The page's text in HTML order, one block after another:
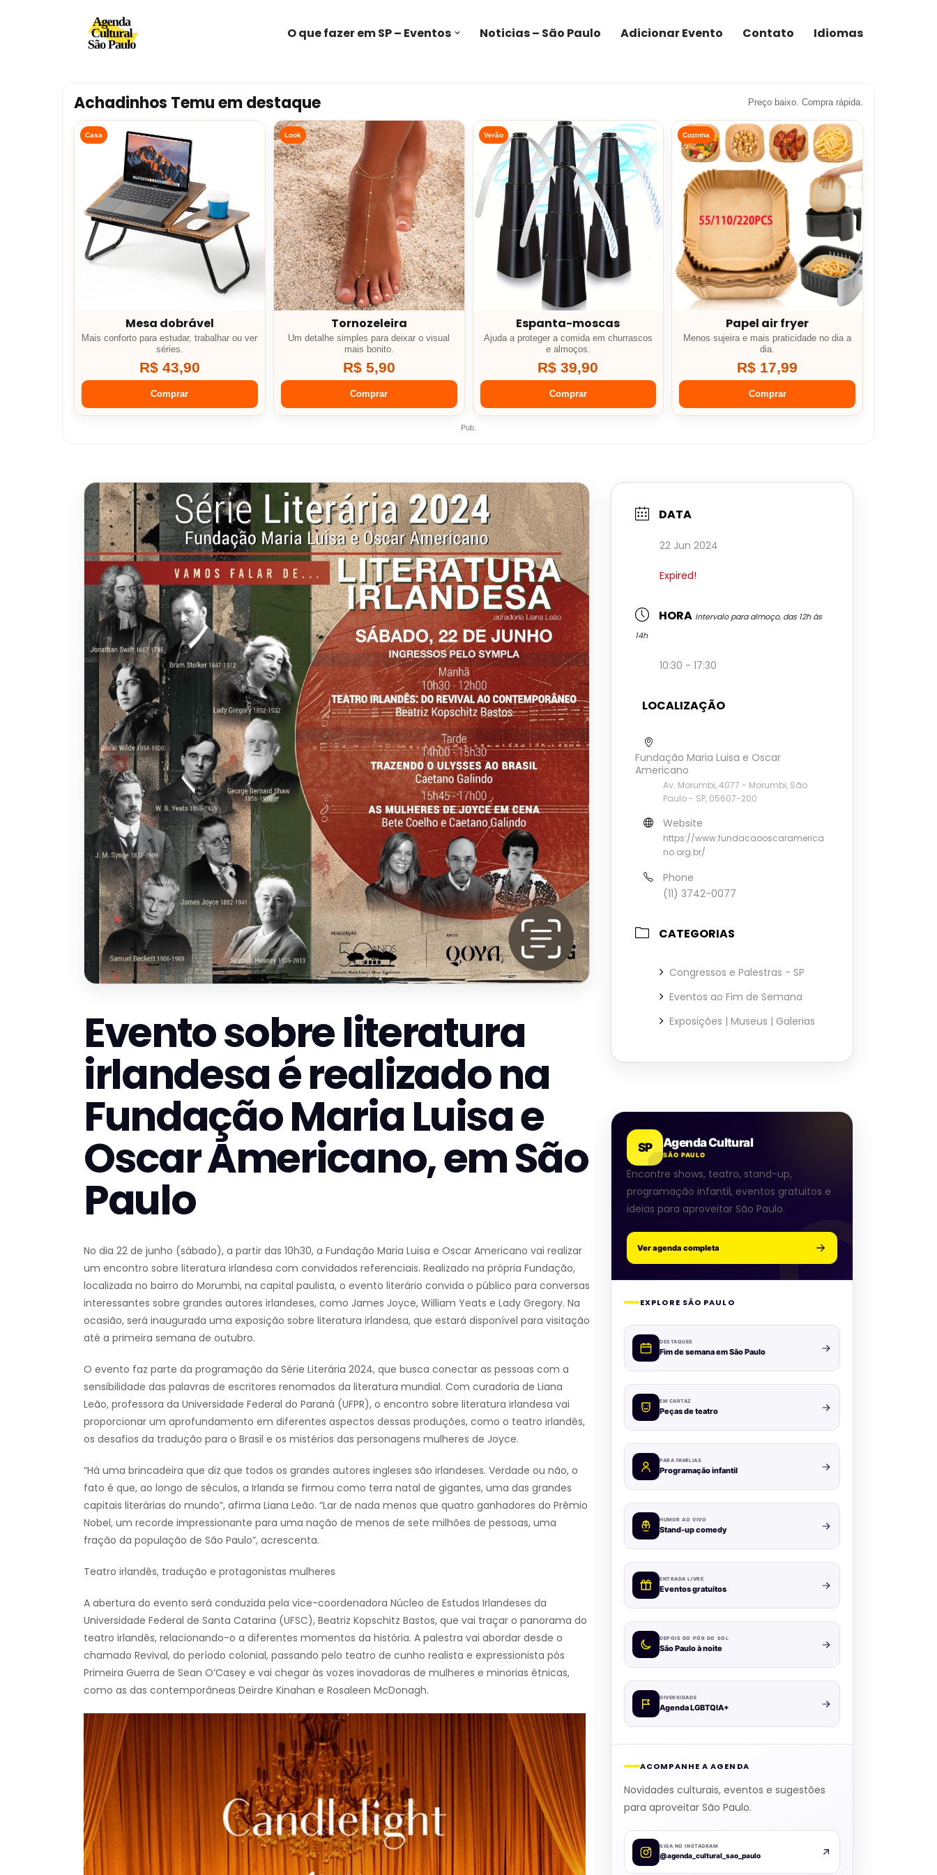
O que fazer em SP – Eventos Noticias – São Paulo Adicionar Evento Contato Idiomas
Achadinhos Temu em destaque Preço baixo. Compra rápida.
Casa
Mesa dobrável
Mais conforto para estudar, trabalhar ou ver
séries.
R$ 43,90
Comprar
Look
Tornozeleira
Um detalhe simples para deixar o visual
mais bonito.
R$ 5,90
Comprar
Verão
Espanta-moscas
Ajuda a proteger a comida em churrascos
e almoços.
R$ 39,90
Comprar
Cozinha
Papel air fryer
Menos sujeira e mais praticidade no dia a
dia.
R$ 17,99
Comprar
Pub.
Evento sobre literatura
irlandesa é realizado na
Fundação Maria Luisa e
Oscar Americano, em São
Paulo
No dia 22 de junho (sábado), a partir das 10h30, a Fundação Maria Luisa e Oscar Americano vai realizar
um encontro sobre literatura irlandesa com convidados referenciais. Realizado na própria Fundação,
localizada no bairro do Morumbi, na capital paulista, o evento literário convida o público para conversas
interessantes sobre grandes autores irlandeses, como James Joyce, William Yeats e Lady Gregory. Na
ocasião, será inaugurada uma exposição sobre literatura irlandesa, que estará disponível para visitação
até a primeira semana de outubro.
O evento faz parte da programação da Série Literária 2024, que busca conectar as pessoas com a
sensibilidade das palavras de escritores renomados da literatura mundial. Com curadoria de Liana
Leão, professora da Universidade Federal do Paraná (UFPR), o encontro sobre literatura irlandesa vai
proporcionar um aprofundamento em diferentes aspectos dessas produções, como o teatro irlandês,
os desafios da tradução para o Brasil e os mistérios das personagens mulheres de Joyce.
“Há uma brincadeira que diz que todos os grandes autores ingleses são irlandeses. Verdade ou não, o
fato é que, ao longo de séculos, a Irlanda se firmou como terra natal de gigantes, uma das grandes
capitais literárias do mundo”, afirma Liana Leão. “Lar de nada menos que quatro ganhadores do Prêmio
Nobel, um recorde impressionante para uma nação de menos de sete milhões de pessoas, uma
fração da população de São Paulo”, acrescenta.
Teatro irlandês, tradução e protagonistas mulheres
A abertura do evento será conduzida pela vice-coordenadora Núcleo de Estudos Irlandeses da
Universidade Federal de Santa Catarina (UFSC), Beatriz Kopschitz Bastos, que vai traçar o panorama do
teatro irlandês, relacionando-o a diferentes momentos da história. A palestra vai abordar desde o
chamado Revival, do período colonial, passando pelo teatro de cunho realista e expressionista pós
Primeira Guerra de Sean O’Casey e vai chegar às vozes inovadoras de mulheres e minorias étnicas,
como as das contemporâneas Deirdre Kinahan e Rosaleen McDonagh.
DATA
22 Jun 2024
Expired!
HORA Intervalo para almoço, das 12h às
14h
10:30 - 17:30
LOCALIZAÇÃO
Fundação Maria Luisa e Oscar
Americano
Av. Morumbi, 4077 - Morumbi, São
Paulo - SP, 05607-200
Website
https://www.fundacaooscaramerica
no.org.br/
Phone
(11) 3742-0077
CATEGORIAS
Congressos e Palestras - SP
Eventos ao Fim de Semana
Exposições | Museus | Galerias
SP Agenda Cultural
SÃO PAULO
Encontre shows, teatro, stand-up,
programação infantil, eventos gratuitos e
ideias para aproveitar São Paulo.
Ver agenda completa
EXPLORE SÃO PAULO
DESTAQUES
Fim de semana em São Paulo
EM CARTAZ
Peças de teatro
PARA FAMÍLIAS
Programação infantil
HUMOR AO VIVO
Stand-up comedy
ENTRADA LIVRE
Eventos gratuitos
DEPOIS DO PÔR DO SOL
São Paulo à noite
DIVERSIDADE
Agenda LGBTQIA+
ACOMPANHE A AGENDA
Novidades culturais, eventos e sugestões
para aproveitar São Paulo.
SIGA NO INSTAGRAM
@agenda_cultural_sao_paulo